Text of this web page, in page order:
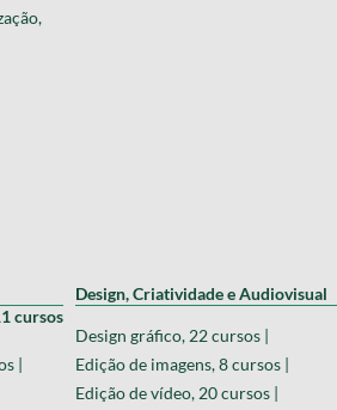
cursos
|
Design, Criatividade e Audiovisual
Design gráfico, 22 cursos |
Edição de imagens, 8 cursos |
Edição de vídeo, 20 cursos |